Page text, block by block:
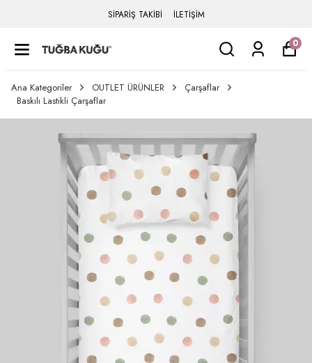
SİPARİŞ TAKİBİ İLETİŞİM
0
Ana Kategoriler OUTLET ÜRÜNLER
Çarşaflar
Baskılı Lastikli Çarşaflar